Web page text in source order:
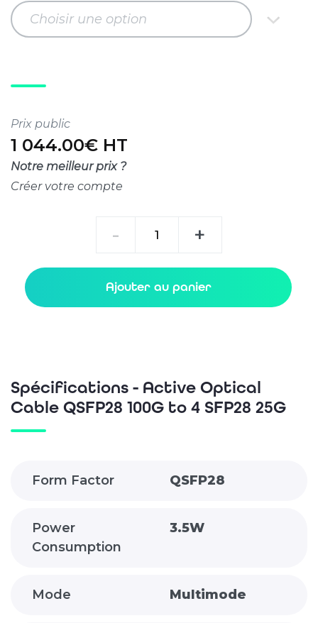
Choisir une option
Prix public
1 044.00€ HT
Notre meilleur prix ?
Créer votre compte
-
Cable
QSFP28
SFP28
25G
+
Ajouter au panier
Spécifications - Active Optical
Cable QSFP28 100G to 4 SFP28 25G
Form Factor QSFP28
Power
Consumption
3.5W
Mode Multimode